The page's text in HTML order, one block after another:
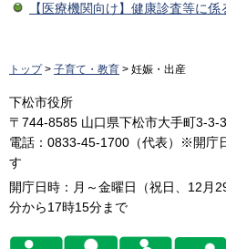
【医療機関向け】健康診査等に
トップ> 子育て・教育 > 妊娠・出産
下松市役所
〒744-8585 山口県下松市大手町3-3-3
電話：0833-45-1700（代表）※開庁
す
開庁日時：月～金曜日（祝日、12
分から17時15分まで